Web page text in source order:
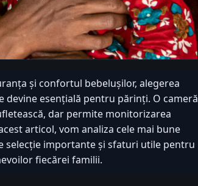
și confortul bebelușilor, alegerea
devine esențială pentru părinți. O cameră
dar permite monitorizarea
articol, vom analiza cele mai bune
selecție importante și sfaturi utile pentru
fiecărei familii.